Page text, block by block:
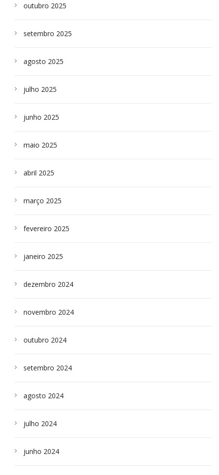
outubro 2025
setembro 2025
agosto 2025
julho 2025
junho 2025
maio 2025
abril 2025
março 2025
fevereiro 2025
janeiro 2025
dezembro 2024
novembro 2024
outubro 2024
setembro 2024
agosto 2024
julho 2024
junho 2024